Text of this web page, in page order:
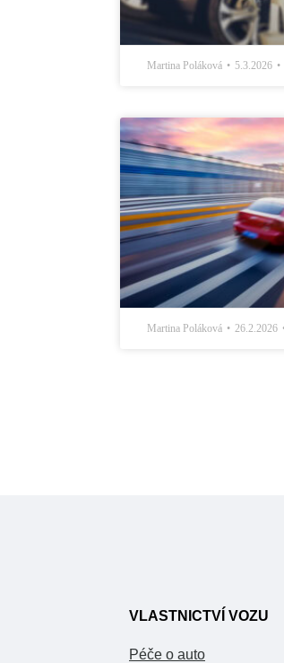
Martina Poláková 5.3.2026
Martina Poláková 26.2.2026
VLASTNICTVÍ VOZU
Péče o auto